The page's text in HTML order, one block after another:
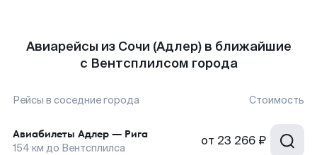
Авиарейсы из Сочи (Адлер) в ближайшие
с Вентсплилсом города
Рейсы в соседние города Стоимость
Авиабилеты Адлер — Рига
154 км до Вентсплилса от 23 266 ₽